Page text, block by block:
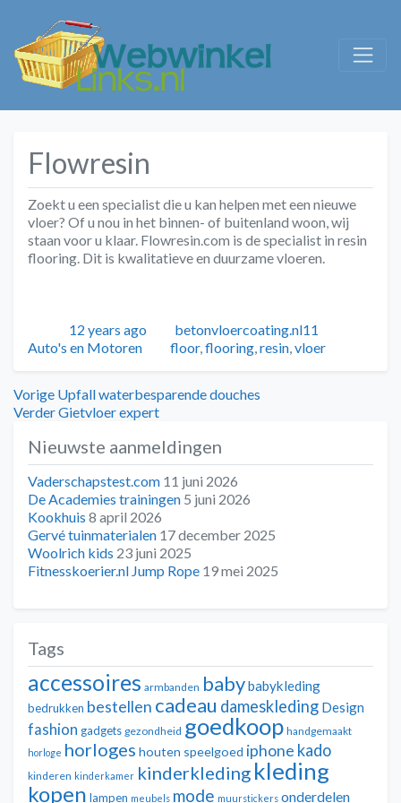
Flowresin
Zoekt u een specialist die u kan helpen met een nieuwe
vloer? Of u nou in het binnen- of buitenland woon, wij
staan voor u klaar. Flowresin.com is de specialist in resin
flooring. Dit is kwalitatieve en duurzame vloeren.
Geplaatst
12 years ago Auteur
betonvloercoating.nl11
Auto's en Motoren
Tags
floor, flooring resin vloer
Bericht
navigatie
Vorige Vorig
bericht:
Upfall waterbesparende douches
VerderVolgend
Gietvloer expert
Nieuwste aanmeldingen
Vaderschapstest.com 11 juni 2026
De Academies trainingen 5 juni 2026
Kookhuis 8 april 2026
Gervé tuinmaterialen 17 december 2025
Woolrich kids 23 juni 2025
Fitnesskoerier.nl Jump Rope 19 mei 2025
Tags
accessoires armbanden babybabykleding
bedrukken bestellen cadeau dameskleding Design
fashion gadgets gezondheid goedkoop handgemaakt
horloge horloges houten speelgoed iphone kado
kinderen kinderkamer kinderkleding kleding
kopen lampen meubels mode muurstickers onderdelen